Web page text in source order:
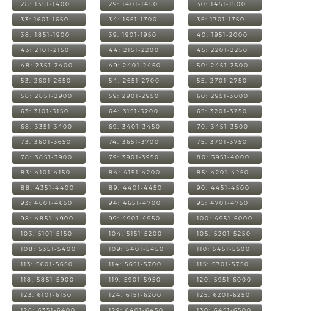
28: 1351-1400 29: 1401-1450 30: 1451-1500
33: 1601-1650 34: 1651-1700 35: 1701-1750
38: 1851-1900 39: 1901-1950 40: 1951-2000
43: 2101-2150 44: 2151-2200 45: 2201-2250
48: 2351-2400 49: 2401-2450 50: 2451-2500
53: 2601-2650 54: 2651-2700 55: 2701-2750
58: 2851-2900 59: 2901-2950 60: 2951-3000
63: 3101-3150 64: 3151-3200 65: 3201-3250
68: 3351-3400 69: 3401-3450 70: 3451-3500
73: 3601-3650 74: 3651-3700 75: 3701-3750
78: 3851-3900 79: 3901-3950 80: 3951-4000
83: 4101-4150 84: 4151-4200 85: 4201-4250
88: 4351-4400 89: 4401-4450 90: 4451-4500
93: 4601-4650 94: 4651-4700 95: 4701-4750
98: 4851-4900 99: 4901-4950 100: 4951-5000
103: 5101-5150 104: 5151-5200 105: 5201-5250
108: 5351-5400 109: 5401-5450 110: 5451-5500
113: 5601-5650 114: 5651-5700 115: 5701-5750
118: 5851-5900 119: 5901-5950 120: 5951-6000
123: 6101-6150 124: 6151-6200 125: 6201-6250